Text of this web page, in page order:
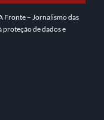
Fronte – Jornalismo das
proteção de dadose